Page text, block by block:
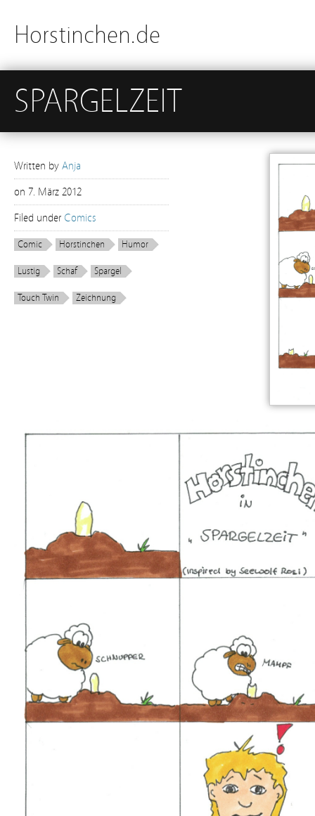
Horstinchen.de
SPARGELZEIT
Written by Anja
on 7. März 2012
Filed under Comics
Comic Horstinchen Humor
Lustig Schaf Spargel
Touch Twin Zeichnung